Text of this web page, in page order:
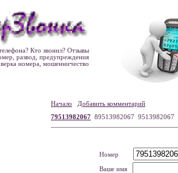
Кто звонил? Отзывы
развод, предупреждения
номера, мошенничество
Начало
Добавить комментарий
79513982067 89513982067 9513982067
Номер
Ваше имя